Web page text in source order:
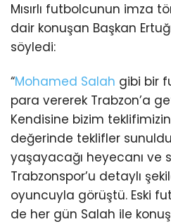
Mısırlı futbolcunun imza
dair konuşan Başkan
söyledi:
“Mohamed Salah gibi bir
para vererek Trabzon’a
Kendisine bizim teklifimizin
değerinde teklifler
yaşayacağı heyecanı ve
Trabzonspor’u detaylı
oyuncuyla görüştü. Eski
de her gün Salah ile